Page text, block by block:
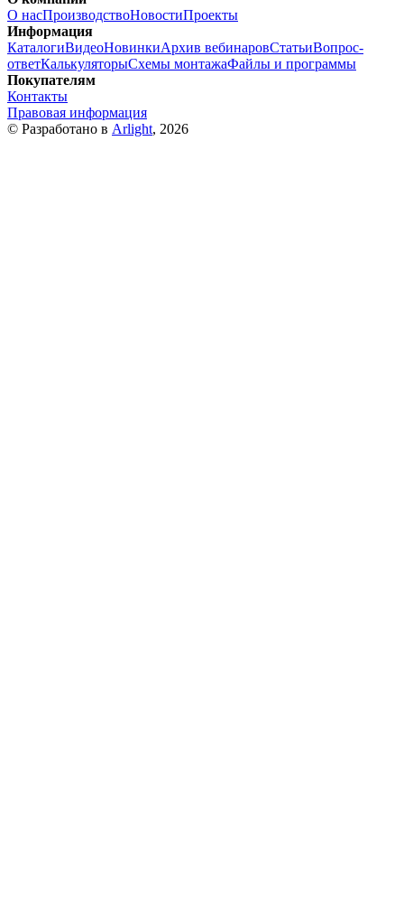
О насПроизводствоНовостиПроекты
Информация
КаталогиВидеоНовинкиАрхив вебинаровСтатьиВопрос-
ответКалькуляторыСхемы монтажаФайлы и программы
Покупателям
Контакты
Правовая информация
© Разработано в Arlight, 2026